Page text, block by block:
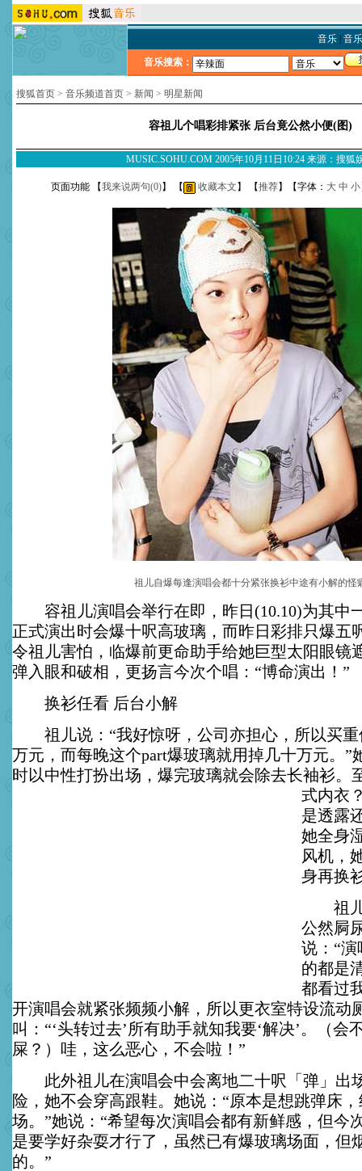
音乐| 音
音乐搜索：
搜狐首页 > 音乐频道首页 > 新闻 > 明星新闻
容祖儿个唱彩排紧张 后台竟公然小便(图)
MUSIC.SOHU.COM 2005年10月11日10:24 来源：搜狐
页面功能 【我来说两句(0)】 【 收藏本文 】 【推荐】【字体： 大 中 小
祖儿自爆每逢演唱会都十分紧张换衫中途有小解的怪
容祖儿演唱会举行在即，昨日(10.10)为其中
正式演出时会爆十呎高玻璃，而昨日彩排只爆五
令祖儿害怕，临爆前更命助手给她巨型太阳眼镜
弹入眼和破相，更扬言今次个唱：“博命演出！”
换衫任看 后台小解
祖儿说：“我好惊呀，公司亦担心，所以买重
万元，而每晚这个part爆玻璃就用掉几十万元。”
时以中性打扮出场，爆完玻璃就会除去长袖衫。
式内衣
是透露
她全身
风机，
身再换
祖儿
公然屙
说：“
的都是
都看过
开演唱会就紧张频频小解，所以更衣室特设流动
叫：“‘头转过去’所有助手就知我要‘解决’。（会
屎？）哇，这么恶心，不会啦！”
此外祖儿在演唱会中会离地二十呎「弹」出
险，她不会穿高跟鞋。她说：“原本是想跳弹床
场。”她说：“希望每次演唱会都有新鲜感，但今
是要学好杂耍才行了，虽然已有爆玻璃场面，但
的。”